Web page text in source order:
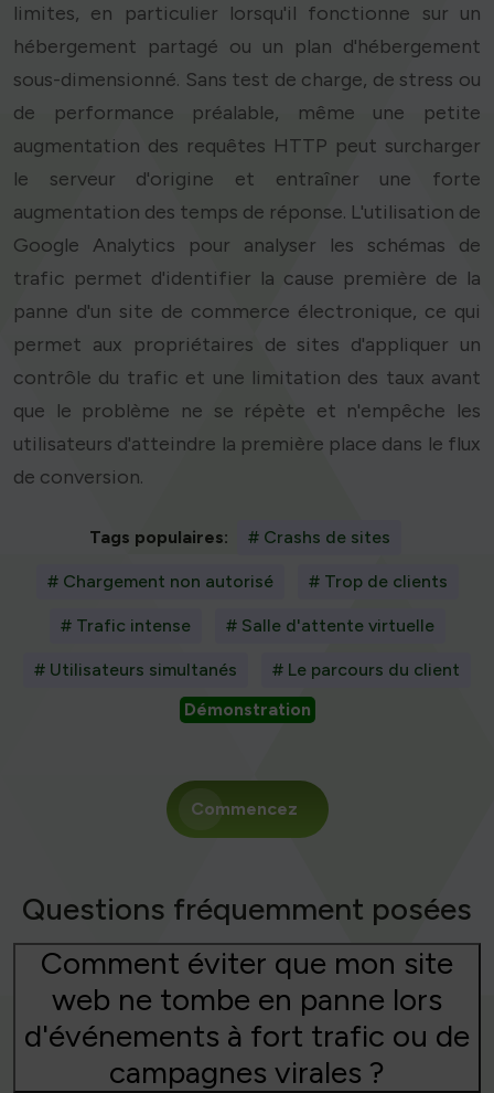
limites, en particulier lorsqu'il fonctionne sur un
hébergement partagé ou un plan d'hébergement
sous-dimensionné. Sans test de charge, de stress ou
de performance préalable, même une petite
augmentation des requêtes HTTP peut surcharger
le serveur d'origine et entraîner une forte
augmentation des temps de réponse. L'utilisation de
Google Analytics pour analyser les schémas de
trafic permet d'identifier la cause première de la
panne d'un site de commerce électronique, ce qui
permet aux propriétaires de sites d'appliquer un
contrôle du trafic et une limitation des taux avant
que le problème ne se répète et n'empêche les
utilisateurs d'atteindre la première place dans le flux
de conversion.
Tags populaires: # Crashs de sites
# Chargement non autorisé # Trop de clients
# Trafic intense # Salle d'attente virtuelle
# Utilisateurs simultanés
# Le parcours du client
Démonstration
Commencez
Questions fréquemment posées
Comment éviter que mon site
web ne tombe en panne lors
d'événements à fort trafic ou de
campagnes virales ?